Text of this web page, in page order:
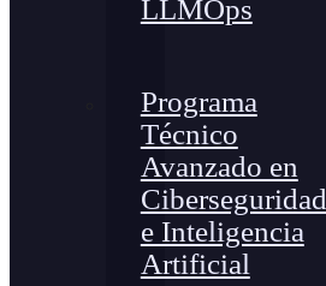
LLMOps
Programa
Técnico
Avanzado en
Ciberseguridad
e Inteligencia
Artificial